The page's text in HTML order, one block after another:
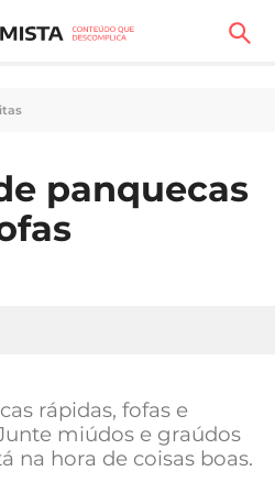
panquecas
rápidas, fofas e
miúdos e graúdos
na hora de coisas boas.